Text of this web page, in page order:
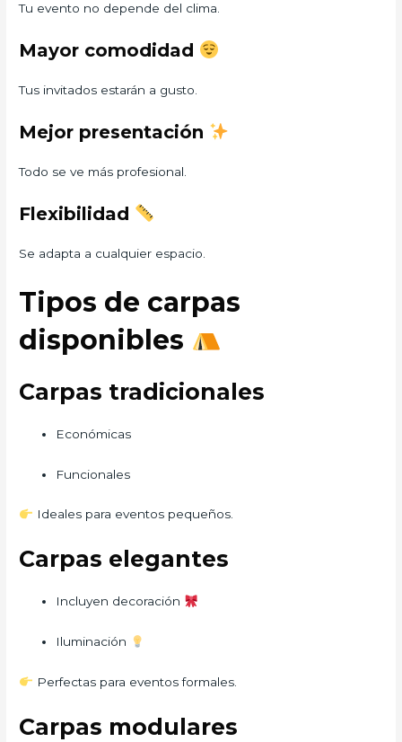
Tu evento no depende del clima.
Mayor comodidad
Tus invitados estarán a gusto.
Mejor presentación
Todo se ve más profesional.
Flexibilidad
Se adapta a cualquier espacio.
Tipos de carpas
disponibles
Carpas tradicionales
Económicas
Funcionales
Ideales para eventos pequeños.
Carpas elegantes
Incluyen decoración
Iluminación
Perfectas para eventos formales.
Carpas modulares